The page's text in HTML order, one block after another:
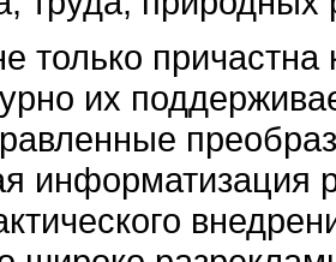
только
их
информатизация